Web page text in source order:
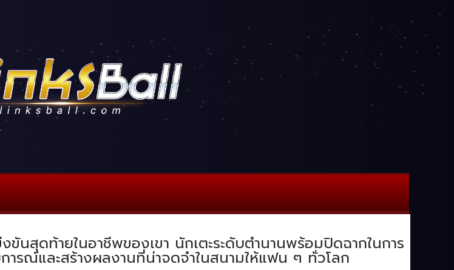
นสุดท้ายในอาชีพของเขา นักเตะระดับตำนานพร้อมปิดฉากในการ
รณ์และสร้างผลงานที่น่าจดจำในสนามให้แฟน ๆ ทั่วโลก